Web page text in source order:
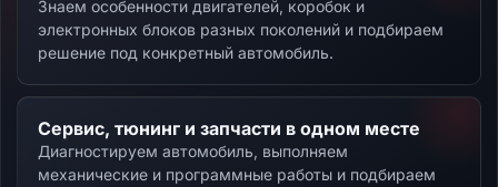
Знаем особенности двигателей, коробок и
электронных блоков разных поколений и подбираем
решение под конкретный автомобиль.
Сервис, тюнинг и запчасти в одном месте
Диагностируем автомобиль, выполняем
механические и программные работы и подбираем